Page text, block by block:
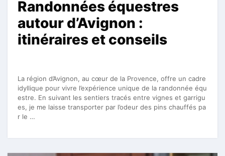
Randonnées équestres
autour d’Avignon :
itinéraires et conseils
La région d’Avignon, au cœur de la Provence, offre un cadre
idyllique pour vivre l’expérience unique de la randonnée équ
estre. En suivant les sentiers tracés entre vignes et garrigu
es, je me laisse transporter par l’odeur des pins chauffés pa
r le …